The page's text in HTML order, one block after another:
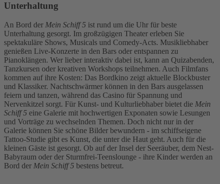
Unterhaltung
An Bord der Mein Schiff 5 ist rund um die Uhr für beste
Unterhaltung gesorgt. Im großzügigen Theater erleben Sie
spektakuläre Shows, Musicals und Comedy-Acts. Musikliebhaber
genießen Live-Konzerte in den Bars oder entspannen zu
Pianoklängen. Wer lieber interaktiv dabei ist, kann an Quizabenden,
Tanzkursen oder kreativen Workshops teilnehmen. Auch Filmfans
kommen auf ihre Kosten: Das Bordkino zeigt aktuelle Blockbuster
und Klassiker. Nachtschwärmer können in den Bars ausgelassen
feiern und tanzen, während das Casino für Spannung und
Nervenkitzel sorgt. Für Kunst- und Kulturliebhaber bietet die Mein
Schiff 5 eine Galerie mit hochwertigen Exponaten sowie Lesungen
und Vorträge zu wechselnden Themen. Doch nicht nur in der
Galerie können Sie schöne Bilder bewundern - im schiffseigene
Tattoo-Studie gibt es Kunst, die unter die Haut geht. Auch für die
kleinen Gäste ist gesorgt. Ob auf der Insel der Seeräuber, dem Nest-
Babyraum oder der Sturmfrei-Teenslounge - ihre Kinder werden an
Bord der Mein Schiff 5 bestens betreut.